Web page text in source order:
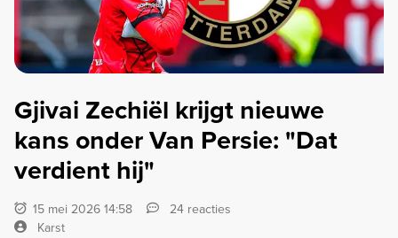
Gjivai Zechiël krijgt nieuwe
kans onder Van Persie: "Dat
verdient hij"
15 mei 2026 14:58
24 reacties
Karst